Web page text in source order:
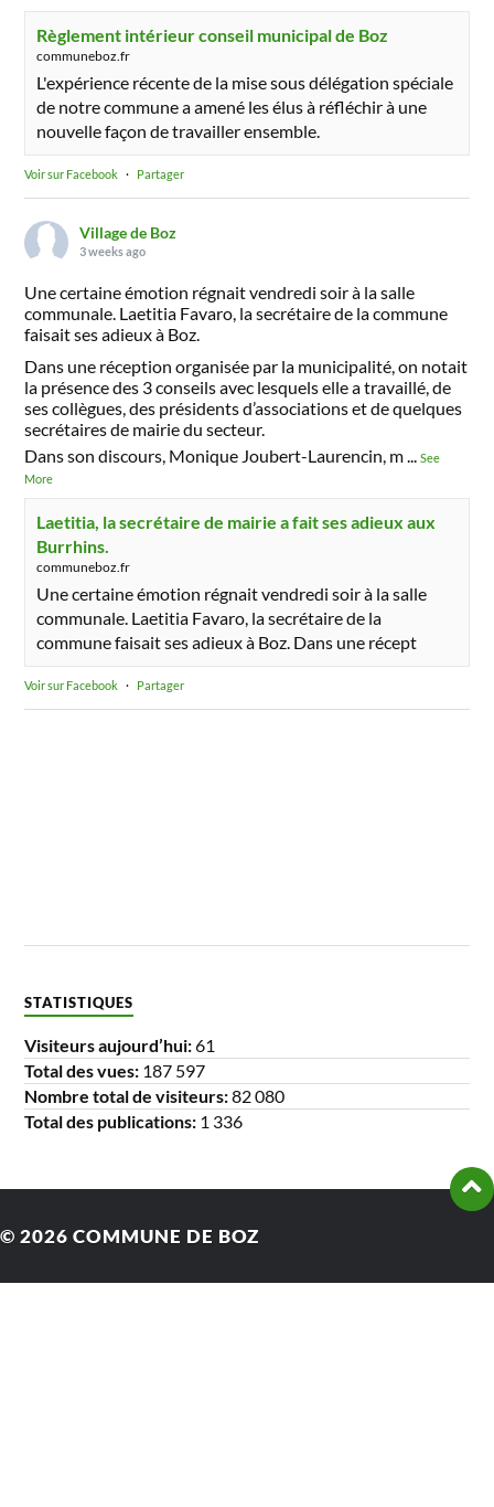
Règlement intérieur conseil municipal de Boz
communeboz.fr
L'expérience récente de la mise sous délégation spéciale
de notre commune a amené les élus à réfléchir à une
nouvelle façon de travailler ensemble.
Voir sur Facebook · Partager
Village de Boz
3 weeks ago
Une certaine émotion régnait vendredi soir à la salle
communale. Laetitia Favaro, la secrétaire de la commune
faisait ses adieux à Boz.
Dans une réception organisée par la municipalité, on notait
la présence des 3 conseils avec lesquels elle a travaillé, de
ses collègues, des présidents d’associations et de quelques
secrétaires de mairie du secteur.
Dans son discours, Monique Joubert-Laurencin, m...See
More
Laetitia, la secrétaire de mairie a fait ses adieux aux
Burrhins.
communeboz.fr
Une certaine émotion régnait vendredi soir à la salle
communale. Laetitia Favaro, la secrétaire de la
commune faisait ses adieux à Boz. Dans une récept
Voir sur Facebook · Partager
STATISTIQUES
Visiteurs aujourd’hui:61
Total des vues: 187 597
Nombre total de visiteurs:82 080
Total des publications: 1 336
© 2026 COMMUNE DE BOZ